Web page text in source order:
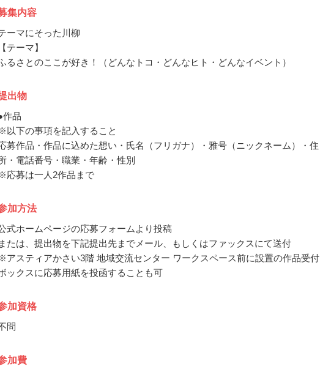
集内容
ーマにそった川柳
【テーマ】
るさとのここが好き！（どんなトコ・どんなヒト・どんなイベント）
出物
作品
以下の事項を記入すること
募作品・作品に込めた想い・氏名（フリガナ）・雅号（ニックネーム）・住
・電話番号・職業・年齢・性別
応募は一人2作品まで
加方法
式ホームページの応募フォームより投稿
または、提出物を下記提出先までメール、もしくはファックスにて送付
アスティアかさい3階 地域交流センター ワークスペース前に設置の作品受付
ックスに応募用紙を投函することも可
加資格
問
加費